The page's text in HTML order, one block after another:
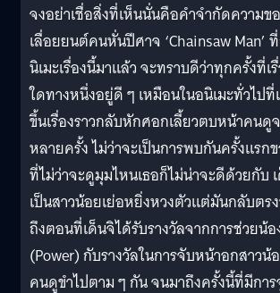
จงอย่าเชื่อสิ่งที่เห็นนั่นคือคำจำกัดความข
เลื่อยยนต์คนหั่นปีศาจ ‘Chainsaw Man’
นิเมะเรื่องนี้มาแล้ว จะทราบดีว่าทุกครั้งที่เ
ใดทางหนึ่งอยู่ดี ๆ เหมือนในอนิเมะทั่วไป
ขึ้นเรื่องราวกลับหักศอกเลี้ยวตบหน้าคนดู
หลายครั้ง ไม่ว่าจะเป็นการพบกันครั้งแรก
ที่ไม่ว่าจะดูมุมไหนเธอก็ไม่น่าจะดีด้วยกับ
เป็นสาวน้อยเย่อหยิ่งหวงตัวแต่มันกลับต
ถึงตอนที่เด็นจิได้รับรางวัลจากการช่วยน้อ
(Power) กับรางวัลในการจับหน้าอกสาวน้
คนดูขำไปตาม ๆ กัน จนมาถึงครั้งนี้ที่มีกา